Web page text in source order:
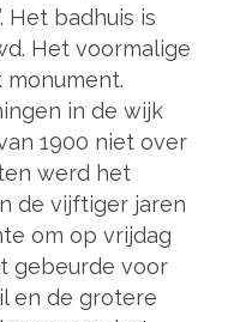
Het badhuis is
Het voormalige
monument.
in de wijk
1900 niet over
werd het
de vijftiger jaren
om op vrijdag
gebeurde voor
en de grotere